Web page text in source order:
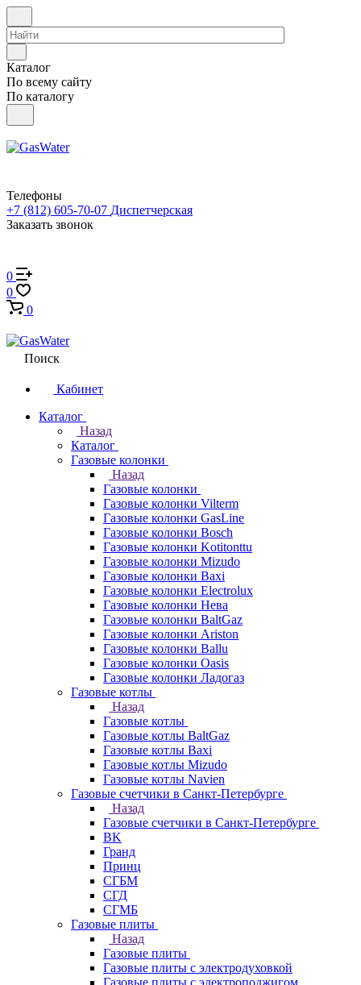
Каталог
По всему сайту
По каталогу
Телефоны
+7 (812) 605-70-07 Диспетчерская
Заказать звонок
0
0
0
Поиск
Кабинет
Каталог
Назад
Каталог
Газовые колонки
Назад
Газовые колонки
Газовые колонки Vilterm
Газовые колонки GasLine
Газовые колонки Bosch
Газовые колонки Kotitonttu
Газовые колонки Mizudo
Газовые колонки Baxi
Газовые колонки Electrolux
Газовые колонки Нева
Газовые колонки BaltGaz
Газовые колонки Ariston
Газовые колонки Ballu
Газовые колонки Oasis
Газовые колонки Ладогаз
Газовые котлы
Назад
Газовые котлы
Газовые котлы BaltGaz
Газовые котлы Baxi
Газовые котлы Mizudo
Газовые котлы Navien
Газовые счетчики в Санкт-Петербурге
Назад
Газовые счетчики в Санкт-Петербурге
BK
Гранд
Принц
СГБМ
СГД
СГМБ
Газовые плиты
Назад
Газовые плиты
Газовые плиты с электродуховкой
Газовые плиты с электроподжигом